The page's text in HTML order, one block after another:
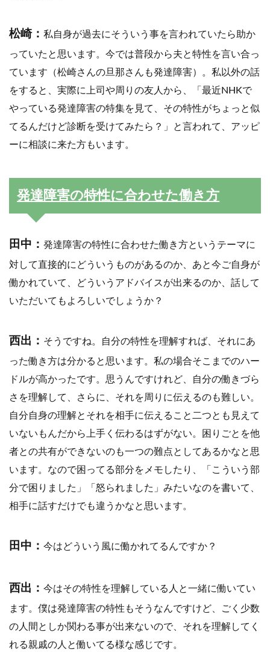
松崎： 私自身が過去にそういう事を言われていたら助か
っていたと思います。今では普段から夫と特性を言い合っ
ています（松崎さんの旦那さんも発達障害）。私以外の話
をすると、実際に上司や周りの友人から、「最近NHKで
やっている発達障害の特集を見て、その特性がちょっと似
てるんだけど診断を受けてみたら？」と言われて、アッピ
ーに相談に来た方もいます。
発達障害の特性に合わせた働き方
田中： 発達障害の特性に合わせた働き方というテーマに
対して直接的にどういうものがあるのか、あと今ご自身が
働かれていて、どういうアドバイスが出来るのか、話して
いただいてもよろしいでしょうか？
西出： そうですね。自分の特性を理解すれば、それにあ
った働き方は分かると思います。私の場合そこまでのハー
ドルが高かったです。思うんですけれど、自分の働きづら
さを理解して、さらに、それを周りに伝えるのも難しい。
自分自身の理解とそれを相手に伝えること二つとも見えて
いないもんだから上手く伝わるはずがない。困りごとを他
者との共有ができないのも一つの難点としてあるかなと思
います。なので困ってる部分をメモしたり、「こういう部
分で困りました」「怒られました」みたいなのを書いて、
相手に話すだけでも違うかなと思います。
田中： 今はどういう風に働かれてるんですか？
西出： 今はその特性を理解している人と一緒に働いてい
ます。僕は発達障害の特性もそうなんですけど、ごく少数
の人間としか関わる事が出来ないので、それを理解してく
れる親戚の人と働いてる様な感じです。